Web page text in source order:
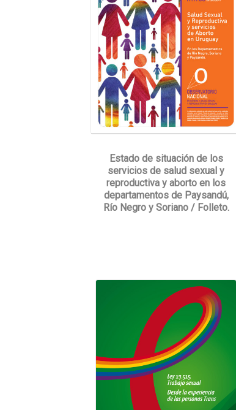
Estado de situación de los
servicios de salud sexual y
reproductiva y aborto en los
departamentos de Paysandú,
Río Negro y Soriano / Folleto.